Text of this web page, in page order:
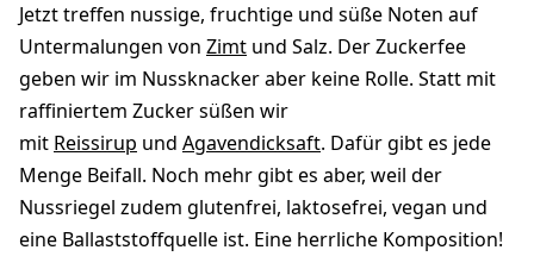
Jetzt treffen nussige, fruchtige und süße Noten auf
Untermalungen von Zimt und Salz. Der Zuckerfee
geben wir im Nussknacker aber keine Rolle. Statt mit
raffiniertem Zucker süßen wir
mit Reissirup und Agavendicksaft. Dafür gibt es jede
Menge Beifall. Noch mehr gibt es aber, weil der
Nussriegel zudem glutenfrei, laktosefrei, vegan und
eine Ballaststoffquelle ist. Eine herrliche Komposition!